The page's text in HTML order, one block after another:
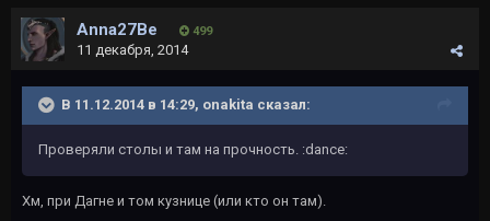
Anna27Be 499
11 декабря, 2014
В 11.12.2014 в 14:29, onakita сказал:
Проверяли столы и там на прочность. :dance:
Хм, при Дагне и том кузнице (или кто он там).